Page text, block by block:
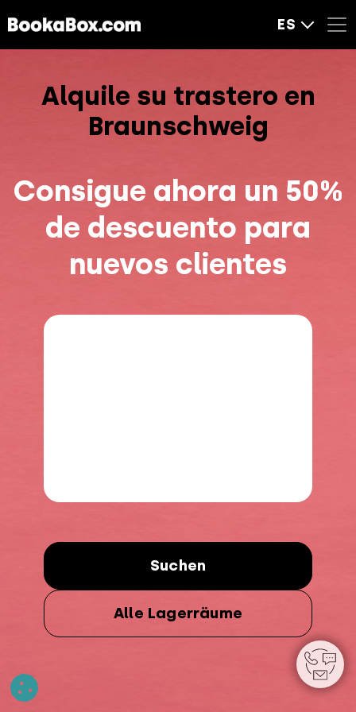
ES
Alquile su trastero en
Braunschweig
Consigue ahora un 50%
de descuento para
nuevos clientes
Suchen
Alle Lagerräume